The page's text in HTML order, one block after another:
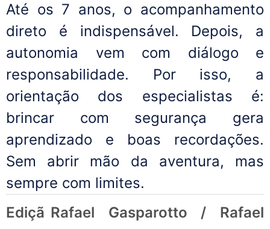
Até os 7 anos, o acompanhamento
direto é indispensável. Depois, a
autonomia vem com diálogo e
responsabilidade. Por isso, a
orientação dos especialistas é:
brincar com segurança gera
aprendizado e boas recordações.
Sem abrir mão da aventura, mas
sempre com limites.
Ediçã Rafael Gasparotto / Rafael